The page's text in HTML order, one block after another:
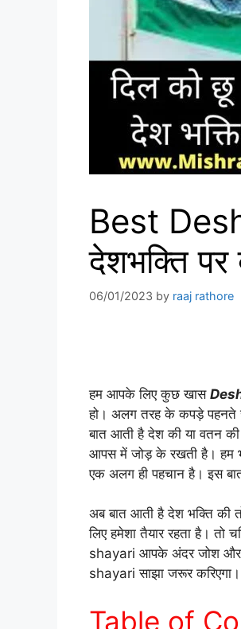
Best
देशभक्ति
06/01/2023 by raaj rathore
हम आपके लिए कुछ खास
हो। अलग तरह के कपड़े पहनते
बात आती है देश की या वतन की
आपस में जोड़ के रखती है। हम
एक अलग ही पहचान है। इस
अब बात आती है देश भक्ति की
लिए हमेशा तैयार रहता है। तो
shayari आपके अंदर जोश और
shayari साझा जरूर
Table of